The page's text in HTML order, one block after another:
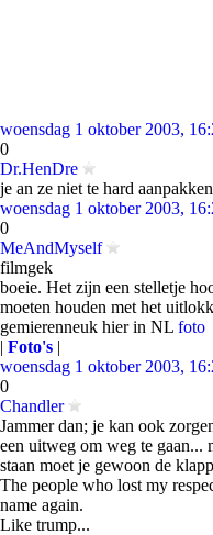
woensdag 1 oktober 2003,
0
Dr.HenDre
je an ze niet te hard aanpakken
woensdag 1 oktober 2003,
0
MeAndMyself
filmgek
boeie. Het zijn een stelletje
moeten houden met het
gemierenneuk hier in NL foto
| Foto's |
woensdag 1 oktober 2003,
0
Chandler
Jammer dan; je kan ook
een uitweg om weg te gaan...
staan moet je gewoon de
The people who lost my
name again.
Like trump...